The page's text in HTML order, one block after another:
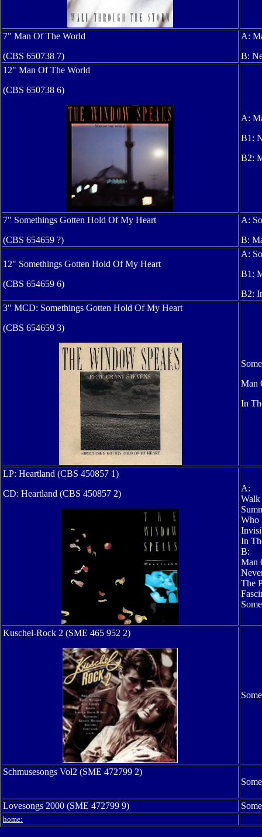
7" Man Of The World
(CBS 650738 7)
A:
B:
12" Man Of The World
(CBS 650738 6)
A:
B1:
B2:
7" Somethings Gotten Hold Of My Heart
(CBS 654659 ?)
A:
B:
12" Somethings Gotten Hold Of My Heart
(CBS 654659 6)
A:
B1:
B2:
3" MCD: Somethings Gotten Hold Of My Heart
(CBS 654659 3)
Man
In
LP: Heartland (CBS 450857 1)
CD: Heartland (CBS 450857 2)
A:
Walk
Who
In
B:
Man
The
Kuschel-Rock 2 (SME 465 952 2)
Schmusesongs Vol2 (SME 472799 2)
Lovesongs 2000 (SME 472799 9)
home: